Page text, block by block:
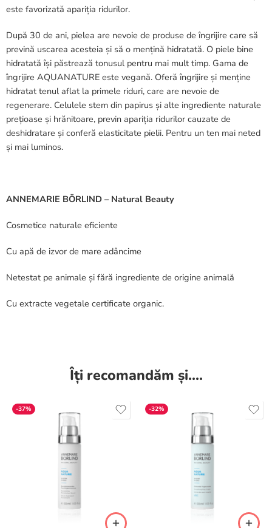
este favorizată apariția ridurilor.
După 30 de ani, pielea are nevoie de produse de îngrijire care să
prevină uscarea acesteia și să o mențină hidratată. O piele bine
hidratată își păstrează tonusul pentru mai mult timp. Gama de
îngrijire AQUANATURE este vegană. Oferă îngrijire și menține
hidratat tenul aflat la primele riduri, care are nevoie de
regenerare. Celulele stem din papirus și alte ingrediente naturale
prețioase și hrănitoare, previn apariția ridurilor cauzate de
deshidratare și conferă elasticitate pielii. Pentru un ten mai neted
și mai luminos.
ANNEMARIE BÖRLIND – Natural Beauty
Cosmetice naturale eficiente
Cu apă de izvor de mare adâncime
Netestat pe animale și fără ingrediente de origine animală
Cu extracte vegetale certificate organic.
Îți recomandăm și....
-37% -32%